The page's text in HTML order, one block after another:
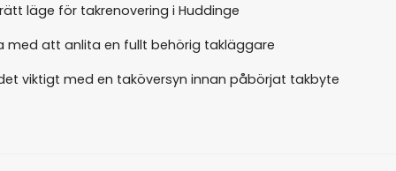
läge för takrenovering i Huddinge
med att anlita en fullt behörig takläggare
viktigt med en taköversyn innan påbörjat takbyte